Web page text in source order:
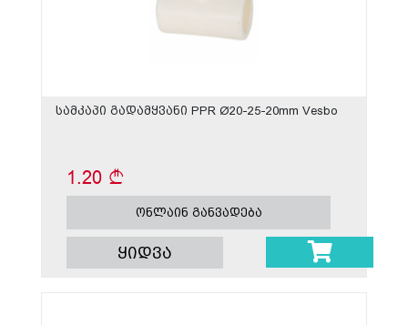
სამკაპი გადამყვანი PPR Ø20-25-20mm Vesbo
1.20
ონლაინ განვადება
ყიდვა